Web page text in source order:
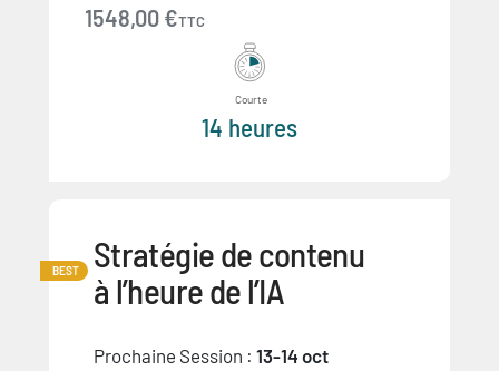
1548,00 €TTC
Courte
14 heures
BEST
Stratégie de contenu
à l’heure de l’IA
Prochaine Session : 13-14 oct